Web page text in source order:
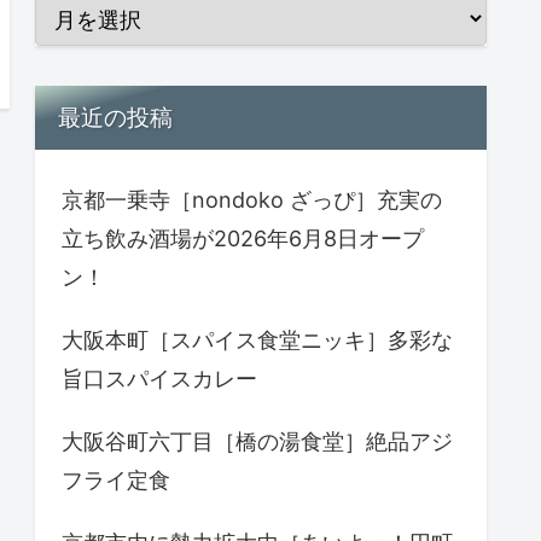
最近の投稿
京都一乗寺［nondoko ざっぴ］充実の
立ち飲み酒場が2026年6月8日オープ
ン！
大阪本町［スパイス食堂ニッキ］多彩な
旨口スパイスカレー
大阪谷町六丁目［橋の湯食堂］絶品アジ
フライ定食